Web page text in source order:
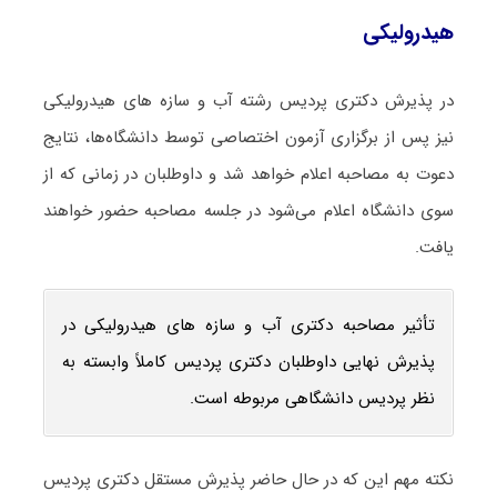
هیدرولیکی
در پذیرش دکتری پردیس رشته آب و سازه‎‌ های هیدرولیکی
نیز پس از برگزاری آزمون اختصاصی توسط دانشگاه‌ها، نتایج
دعوت به مصاحبه اعلام خواهد شد و داوطلبان در زمانی که از
سوی دانشگاه اعلام می‌شود در جلسه مصاحبه حضور خواهند
یافت.
تأثیر مصاحبه دکتری آب و سازه‎‌ های هیدرولیکی در
پذیرش نهایی داوطلبان دکتری پردیس کاملاً وابسته به
نظر پردیس دانشگاهی مربوطه است.
نکته مهم این که در حال حاضر پذیرش مستقل دکتری پردیس